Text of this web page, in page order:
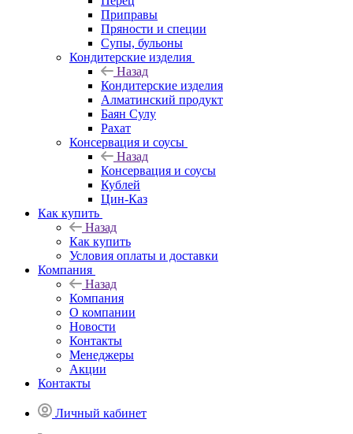
Приправы
Пряности и специи
Супы, бульоны
Кондитерские изделия
Назад
Кондитерские изделия
Алматинский продукт
Баян Сулу
Рахат
Консервация и соусы
Назад
Консервация и соусы
Кублей
Цин-Каз
Как купить
Назад
Как купить
Условия оплаты и доставки
Компания
Назад
Компания
О компании
Новости
Контакты
Менеджеры
Акции
Контакты
Личный кабинет